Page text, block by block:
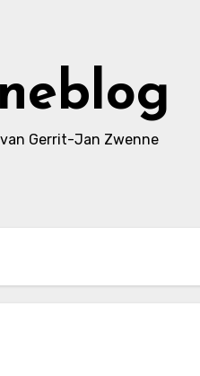
Gerrit-Jan Zwenne